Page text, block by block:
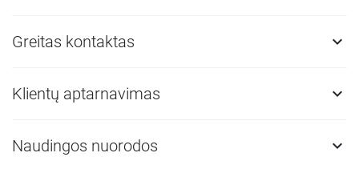
Greitas kontaktas 
Klientų aptarnavimas 
Naudingos nuorodos 